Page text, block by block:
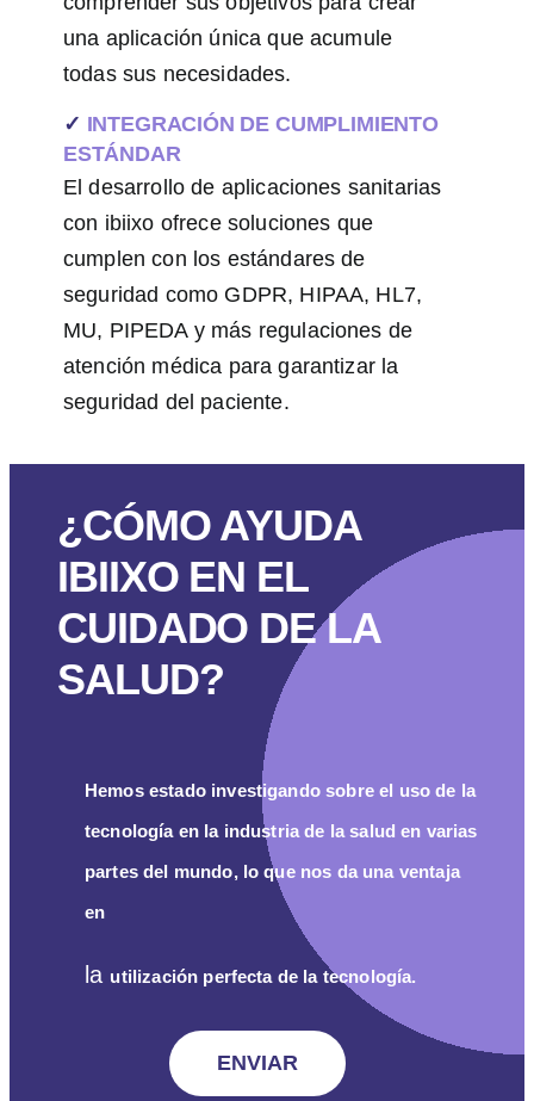
una aplicación única que acumule
todas sus necesidades.
✓ INTEGRACIÓN DE CUMPLIMIENTO
ESTÁNDAR
El desarrollo de aplicaciones sanitarias
con ibiixo ofrece soluciones que
cumplen con los estándares de
seguridad como GDPR, HIPAA, HL7,
MU, PIPEDA y más regulaciones de
atención médica para garantizar la
seguridad del paciente.
¿CÓMO AYUDA
IBIIXO EN EL
CUIDADO DE LA
SALUD?
Hemos estado investigando sobre el uso de la
tecnología en la industria de la salud en varias
partes del mundo, lo que nos da una ventaja
en
la utilización perfecta de la tecnología.
ENVIAR